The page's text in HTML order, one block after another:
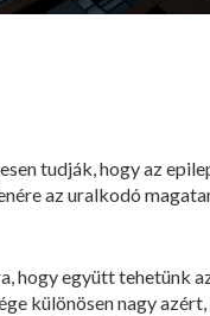
tudják, hogy az
az uralkodó
hogy együtt tehetünk
különösen nagy